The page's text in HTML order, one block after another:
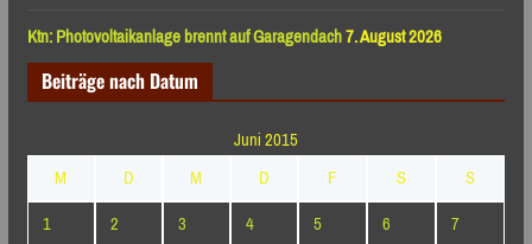
Ktn: Photovoltaikanlage brennt auf Garagendach7. August 2026
Beiträge nach Datum
Juni 2015
M
D M D F S
S
1
2 3 4 5 6
7